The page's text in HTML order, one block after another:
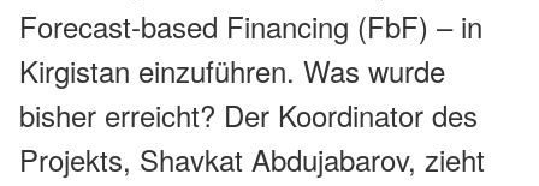
Forecast-based Financing (FbF) – in
Kirgistan einzuführen. Was wurde
bisher erreicht? Der Koordinator des
Projekts, Shavkat Abdujabarov, zieht